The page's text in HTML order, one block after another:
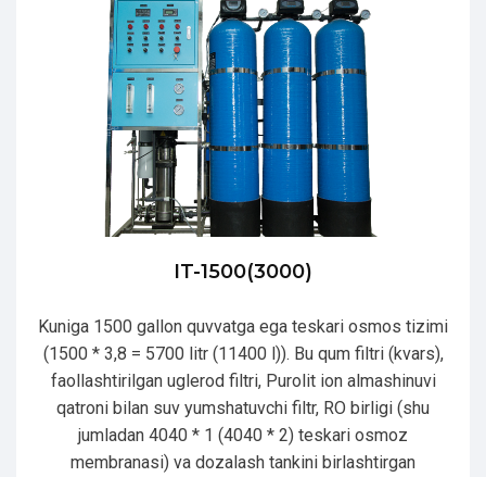
IT-1500(3000)
Kuniga 1500 gallon quvvatga ega teskari osmos tizimi
(1500 * 3,8 = 5700 litr (11400 l)). Bu qum filtri (kvars),
faollashtirilgan uglerod filtri, Purolit ion almashinuvi
qatroni bilan suv yumshatuvchi filtr, RO birligi (shu
jumladan 4040 * 1 (4040 * 2) teskari osmoz
membranasi) va dozalash tankini birlashtirgan